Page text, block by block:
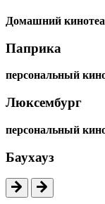
Домашний
Паприка
персональный
Люксембург
персональный
Баухауз